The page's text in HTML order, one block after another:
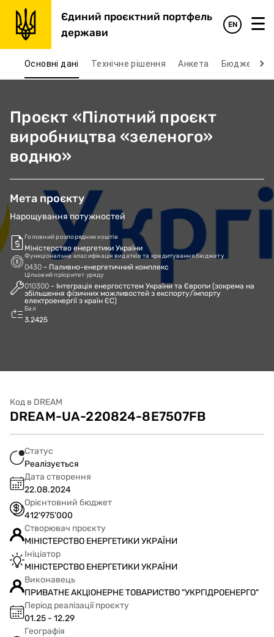
Єдиний проєктний портфель
держави
EN
Основні дані Технічне рішення Анкета Бюджет та
Проєкт «Пілотний проєкт
виробництва «зеленого»
водню»
Мета проєкту
Нарощування потужностей
Головний розпорядник коштів
Міністерство енергетики України
Функціональна класифікація видатків та кредитування бюджету
0430 - Паливно-енергетичний комплекс
Цільовий пріоритет уряду
010300 - Інтеграція енергостстем України та Європи (зокрема на
збільшення фізичних можливостей з експорту/імпорту
електроенергії з країн ЄС)
Бал
3.2425
Код в DREAM
DREAM-UA-220824-8E7507FB
Статус
Реалізується
Дата створення
22.08.2024
Орієнтовний бюджет
412'975'000
Створювач проєкту
МІНІСТЕРСТВО ЕНЕРГЕТИКИ УКРАЇНИ
Ініціатор
МІНІСТЕРСТВО ЕНЕРГЕТИКИ УКРАЇНИ
Виконавець
ПРИВАТНЕ АКЦІОНЕРНЕ ТОВАРИСТВО "УКРГІДРОЕНЕРГО"
Період реалізації проєкту
01.25 - 12.29
Географія